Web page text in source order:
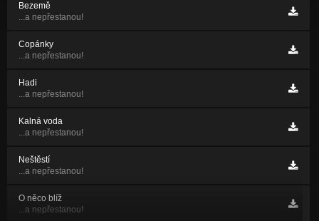
Bezemě
...a nepřestanou!
Copánky
...a nepřestanou!
Hadi
...a nepřestanou!
Kalná voda
...a nepřestanou!
Neštěstí
...a nepřestanou!
O něco blíž
...a nepřestanou!